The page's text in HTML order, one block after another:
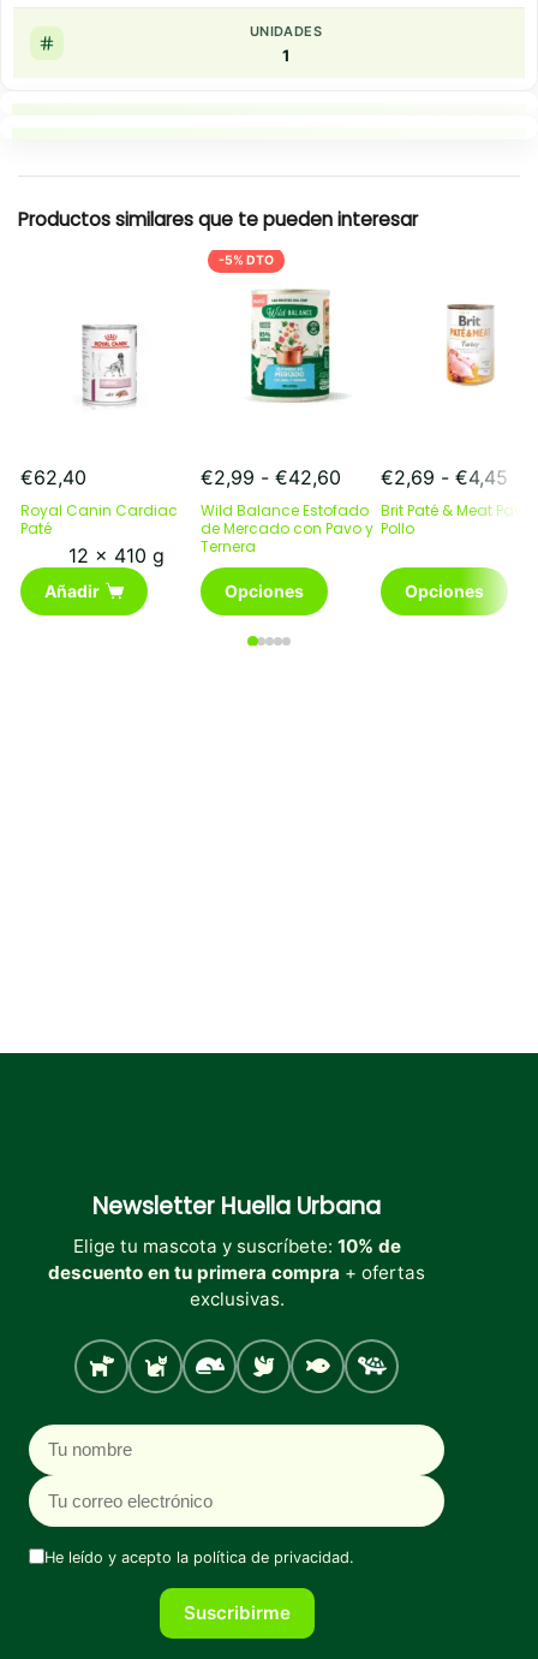
UNIDADES
1
Productos similares que te pueden interesar
€62,40
Royal Canin Cardiac
Paté
12 x 410 g
Añadir
-5% DTO
€2,99 - €42,60 Rango
de
precios:
€2,99
hasta
€42,60
Wild Balance Estofado
de Mercado con Pavo y
Ternera
Opciones
Este
producto
múltiples
€2,69 - €4,45
Brit Paté & Meat Pavo
Pollo
Opciones
Este
producto
Newsletter Huella Urbana
Elige tu mascota y suscríbete: 10% de
descuento en tu primera compra + ofertas
exclusivas.
Perro Gato Roedores
Aves PecesTortugas
Nombre
Correo electrónico
He leído y acepto la política de privacidad.
Suscribirme